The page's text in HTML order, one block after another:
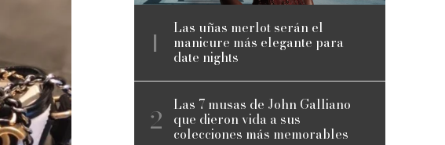
Las uñas merlot serán el
manicure más elegante para
date nights
Las 7 musas de John Galliano
que dieron vida a sus
colecciones más memorables